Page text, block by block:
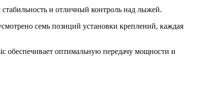
и отличный контроль над лыжей.
семь позиций установки креплений, каждая
обеспечивает оптимальную передачу мощности и